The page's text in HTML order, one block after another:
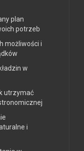
plan
potrzeb
możliwości i
w
utrzymać
i